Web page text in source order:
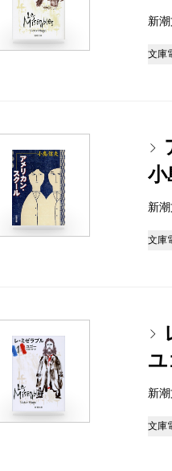
新
文庫
小
新
文庫
ユ
新
文庫